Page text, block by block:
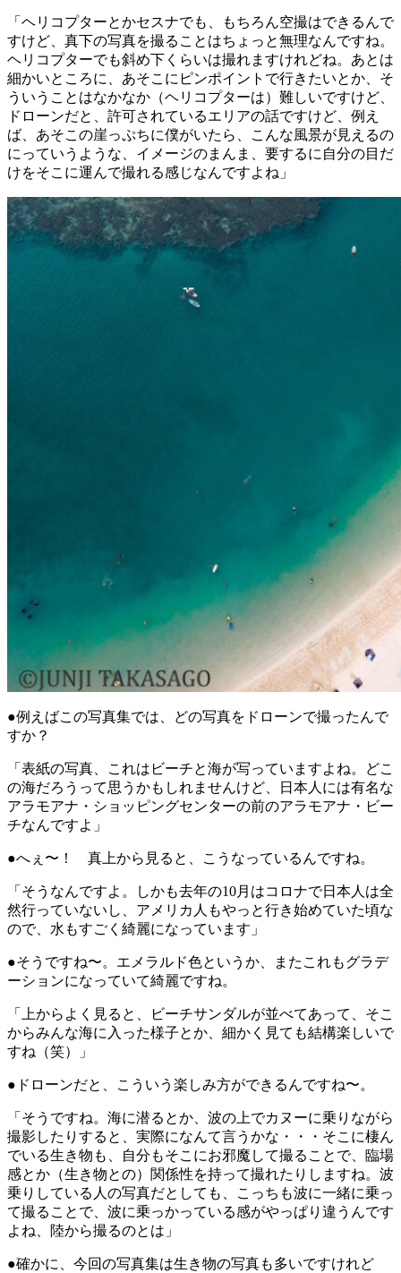
「ヘリコプターとかセスナでも、もちろん空撮はできるんで
すけど、真下の写真を撮ることはちょっと無理なんですね。
ヘリコプターでも斜め下くらいは撮れますけれどね。あとは
細かいところに、あそこにピンポイントで行きたいとか、そ
ういうことはなかなか（ヘリコプターは）難しいですけど、
ドローンだと、許可されているエリアの話ですけど、例え
ば、あそこの崖っぷちに僕がいたら、こんな風景が見えるの
にっていうような、イメージのまんま、要するに自分の目だ
けをそこに運んで撮れる感じなんですよね」
●例えばこの写真集では、どの写真をドローンで撮ったんで
すか？
「表紙の写真、これはビーチと海が写っていますよね。どこ
の海だろうって思うかもしれませんけど、日本人には有名な
アラモアナ・ショッピングセンターの前のアラモアナ・ビー
チなんですよ」
●へぇ〜！ 真上から見ると、こうなっているんですね。
「そうなんですよ。しかも去年の10月はコロナで日本人は全
然行っていないし、アメリカ人もやっと行き始めていた頃な
ので、水もすごく綺麗になっています」
●そうですね〜。エメラルド色というか、またこれもグラデ
ーションになっていて綺麗ですね。
「上からよく見ると、ビーチサンダルが並べてあって、そこ
からみんな海に入った様子とか、細かく見ても結構楽しいで
すね（笑）」
●ドローンだと、こういう楽しみ方ができるんですね〜。
「そうですね。海に潜るとか、波の上でカヌーに乗りながら
撮影したりすると、実際になんて言うかな・・・そこに棲ん
でいる生き物も、自分もそこにお邪魔して撮ることで、臨場
感とか（生き物との）関係性を持って撮れたりしますね。波
乗りしている人の写真だとしても、こっちも波に一緒に乗っ
て撮ることで、波に乗っかっている感がやっぱり違うんです
よね、陸から撮るのとは」
●確かに、今回の写真集は生き物の写真も多いですけれど